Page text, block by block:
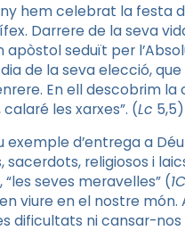
hem celebrat la festa
Darrere de la seva
apòstol seduït per
de la seva elecció,
En ell descobrim la
les xarxes”. (Lc 5,5)
exemple d’entrega a
sacerdots, religiosos i
seves meravelles” (
viure en el nostre
dificultats ni cansar-